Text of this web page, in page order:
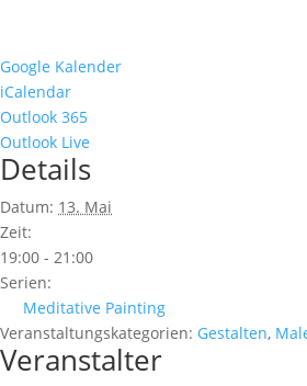
Google Kalender
iCalendar
Outlook 365
Outlook Live
Details
Datum: 13. Mai
Zeit:
19:00 - 21:00
Serien:
Meditative Painting
Veranstaltungskategorien: Gestalten,
Veranstalter